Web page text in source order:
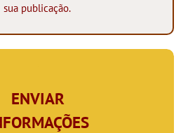
sua publicação.
ENVIAR